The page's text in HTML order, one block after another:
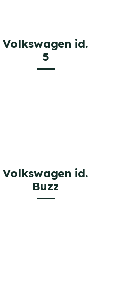
Volkswagen id.
5
Volkswagen id.
Buzz